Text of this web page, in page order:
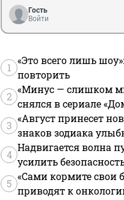
Гость
Войти
1
«Это всего лишь
повторить
2
«Минус — слишком
снялся в сериале
3
«Август принесет
знаков зодиака
4
Надвигается волна
усилить
5
«Сами кормите свои
приводят к